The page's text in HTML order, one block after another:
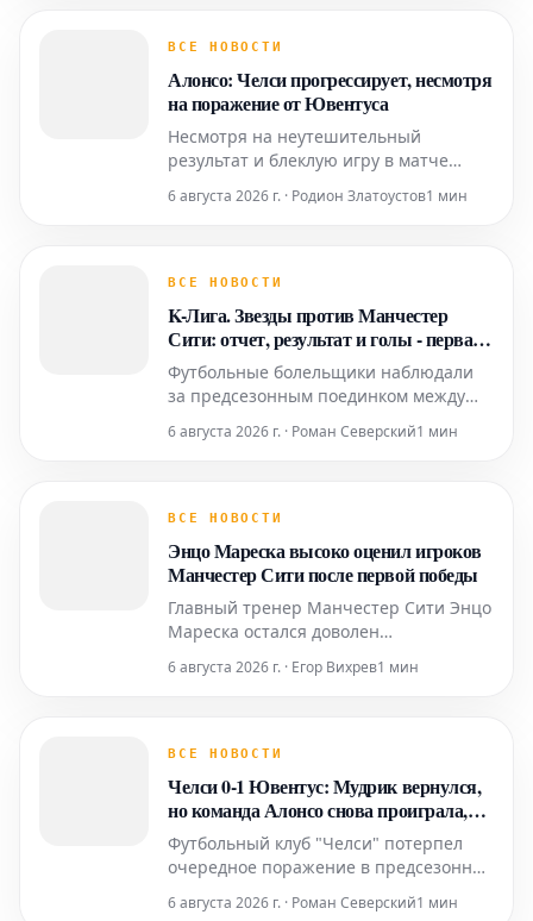
2026/27, принесла неутешительный
клуб "Бетис" показал более ув
ВСЕ НОВОСТИ
Алонсо: Челси прогрессирует, несмотря
на поражение от Ювентуса
Несмотря на неутешительный
результат и блеклую игру в матче
на стадионе Кай Так в Гонконге,
команды. Единственный гол в этой
принесло победу туринскому клубу.
6 августа 2026 г. · Родион Златоустов1 мин
ВСЕ НОВОСТИ
K-Лига. Звезды против Манчестер
Сити: отчет, результат и голы - первая
победа Марески
Футбольные болельщики наблюдали
за предсезонным поединком между
сборной звезд K-Лиги и действующим
чемпионом английской Премьер-лиги,
одержавших первую победу под
Энцо Марески. Игра, про
6 августа 2026 г. · Роман Северский1 мин
ВСЕ НОВОСТИ
Энцо Мареска высоко оценил игроков
Манчестер Сити после первой победы
Главный тренер Манчестер Сити Энцо
Мареска остался доволен
предсезонной победе над сборной
6 августа 2026 г. · Егор Вихрев1 мин
ВСЕ НОВОСТИ
Челси 0-1 Ювентус: Мудрик вернулся,
но команда Алонсо снова проиграла,
пре-сизонные проблемы продолжаются
Футбольный клуб "Челси" потерпел
очередное поражение в предсезонной
подготовке, уступив "Ювентусу" со
счетом 0-1 на стадионе Кай Так в
6 августа 2026 г. · Роман Северский1 мин